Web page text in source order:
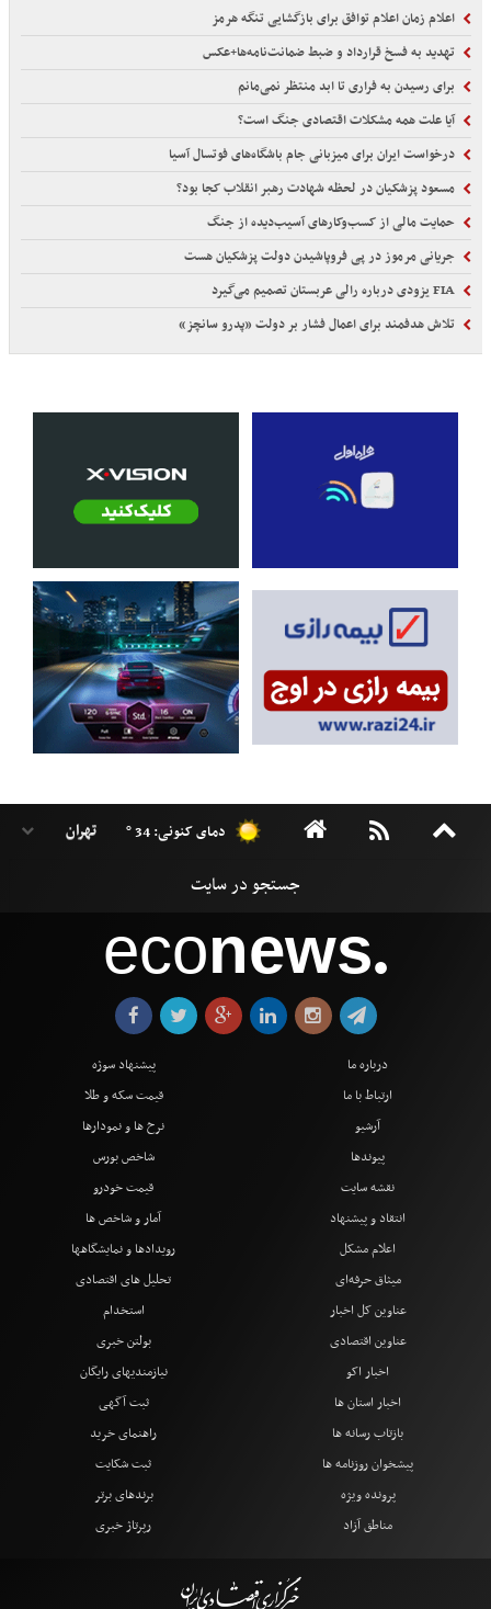
اعلام زمان اعلام توافق برای بازگشایی تنگه هرمز
تهدید به فسخ قرارداد و ضبط ضمانت‌نامه‌ها+عکس
برای رسیدن به فراری تا ابد منتظر نمی‌مانم
آیا علت همه مشکلات اقتصادی جنگ است؟
درخواست ایران برای میزبانی جام باشگاه‌های فوتسال آسیا
مسعود پزشکیان در لحظه شهادت رهبر انقلاب کجا بود؟
حمایت مالی از کسب‌وکارهای آسیب‌دیده از جنگ
جریانی مرموز در پی فروپاشیدن دولت پزشکیان هست
تلاش هدفمند برای اعمال فشار بر دولت «پدرو سانچز»
دمای کنونی: 34 °
econews●
درباره ما
ارتباط با ما
آرشیو
پیوندها
نقشه سایت
انتقاد و پیشنهاد
اعلام مشکل
میثاق حرفه‌ای
پیشنهاد سوژه
قیمت سکه و طلا
نرخ ها و نمودارها
شاخص بورس
قیمت خودرو
آمار و شاخص ها
رویدادها و نمایشگاهها
تحلیل های اقتصادی
عناوین کل اخبار
عناوین اقتصادی
اخبار اکو
اخبار استان ها
بازتاب رسانه ها
پیشخوان روزنامه ها
پرونده ویژه
مناطق آزاد
استخدام
بولتن خبری
نیازمندیهای رایگان
ثبت آگهی
راهنمای خرید
ثبت شکایت
برندهای برتر
رپرتاژ خبری